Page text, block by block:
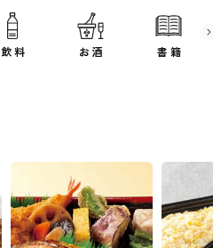
飲 料 お 酒 書 籍